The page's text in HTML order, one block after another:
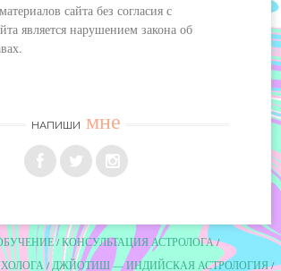
сайта без согласия с
является нарушением закона об
НАПИШИ мне
КОНСУЛЬТАЦИЯ АСТРОЛОГА
ДЖЙОТИШ — ИНДИЙСКАЯ АСТРОЛОГИЯ